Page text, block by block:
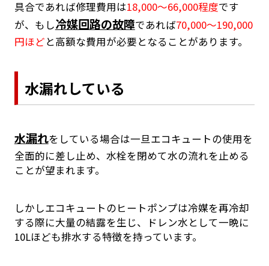
具合であれば修理費用は18,000～66,000程度です
が、もし冷媒回路の故障であれば70,000～190,000
円ほどと高額な費用が必要となることがあります。
水漏れしている
水漏れをしている場合は一旦エコキュートの使用を
全面的に差し止め、水栓を閉めて水の流れを止める
ことが望まれます。
しかしエコキュートのヒートポンプは冷媒を再冷却
する際に大量の結露を生じ、ドレン水として一晩に
10Lほども排水する特徴を持っています。